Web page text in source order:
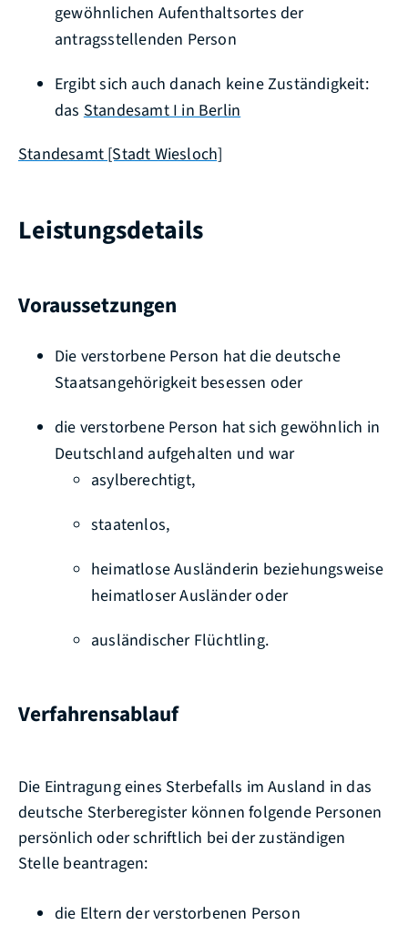
gewöhnlichen Aufenthaltsortes der
antragsstellenden Person
Ergibt sich auch danach keine Zuständigkeit:
dasStandesamt I in Berlin
Standesamt [Stadt Wiesloch]
Leistungsdetails
Voraussetzungen
Die verstorbene Person hat die deutsche
Staatsangehörigkeit besessen oder
die verstorbene Person hat sich gewöhnlich in
Deutschland aufgehalten und war
asylberechtigt,
staatenlos,
heimatlose Ausländerin beziehungsweise
heimatloser Ausländer oder
ausländischer Flüchtling.
Verfahrensablauf
Die Eintragung eines Sterbefalls im Ausland in das
deutsche Sterberegister können folgende Personen
persönlich oder schriftlich bei der zuständigen
Stelle beantragen:
die Eltern der verstorbenen Person